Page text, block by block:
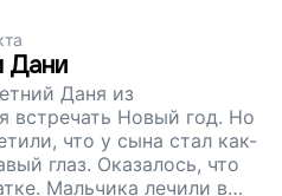
Дани
Даня из
встречать Новый год. Но
что у сына стал как-
глаз. Оказалось, что
Мальчика лечили в